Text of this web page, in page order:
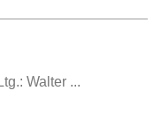
Walter ...